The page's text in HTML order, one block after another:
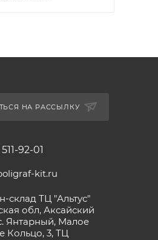
НА РАССЫЛКУ
92-01
kit.ru
склад ТЦ "Альтус"
обл, Аксайский
Янтарный, Малое
Кольцо, 3, ТЦ